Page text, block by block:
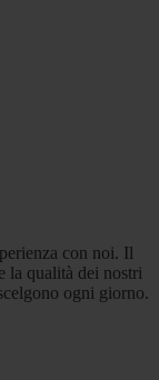
con noi. Il
la qualità dei nostri
ogni giorno.